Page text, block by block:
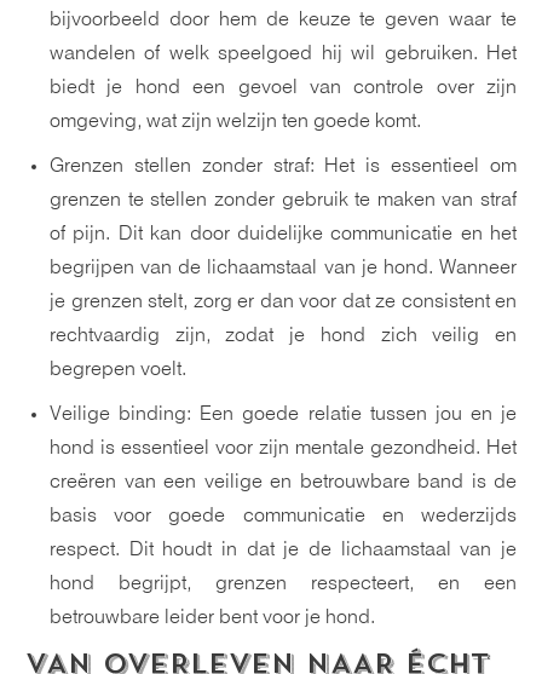
bijvoorbeeld door hem de keuze te geven waar te
wandelen of welk speelgoed hij wil gebruiken. Het
biedt je hond een gevoel van controle over zijn
omgeving, wat zijn welzijn ten goede komt.
Grenzen stellen zonder straf: Het is essentieel om
grenzen te stellen zonder gebruik te maken van straf
of pijn. Dit kan door duidelijke communicatie en het
begrijpen van de lichaamstaal van je hond. Wanneer
je grenzen stelt, zorg er dan voor dat ze consistent en
rechtvaardig zijn, zodat je hond zich veilig en
begrepen voelt.
Veilige binding: Een goede relatie tussen jou en je
hond is essentieel voor zijn mentale gezondheid. Het
creëren van een veilige en betrouwbare band is de
basis voor goede communicatie en wederzijds
respect. Dit houdt in dat je de lichaamstaal van je
hond begrijpt, grenzen respecteert, en een
betrouwbare leider bent voor je hond.
VAN OVERLEVEN NAAR ÉCHT